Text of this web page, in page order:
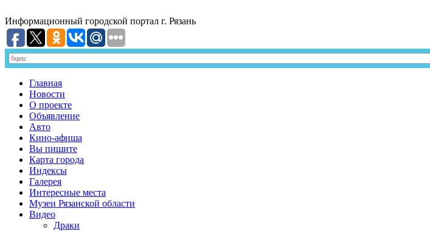
Информационный городской портал г. Рязань
Главная
Новости
О проекте
Объявление
Авто
Кино-афиша
Вы пишите
Карта города
Индексы
Галерея
Интересные места
Музеи Рязанской области
Видео
Драки